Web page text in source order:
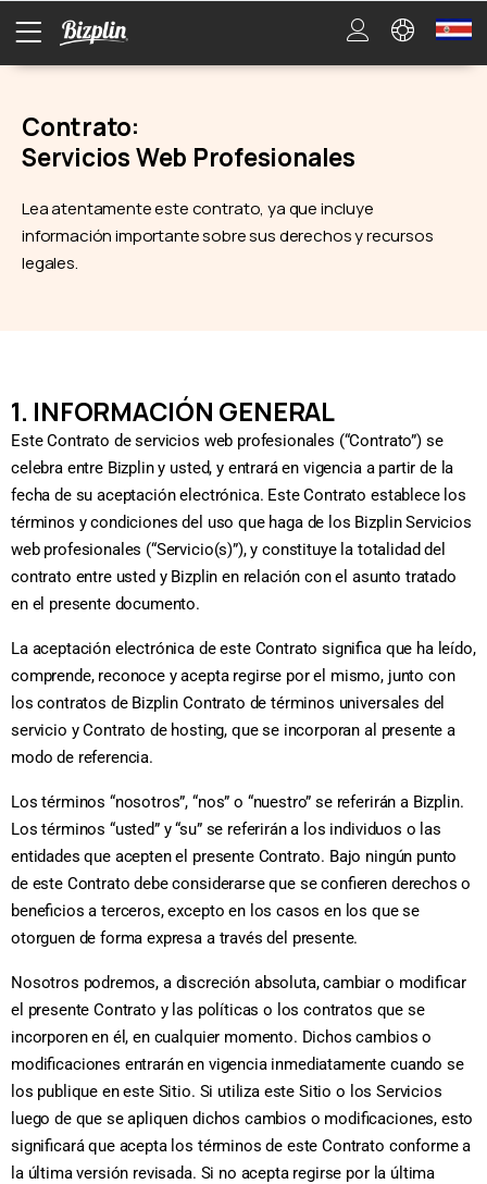
Contrato:
Servicios Web Profesionales
Lea atentamente este contrato, ya que incluye
información importante sobre sus derechos y recursos
legales.
1. INFORMACIÓN GENERAL
Este Contrato de servicios web profesionales (“Contrato”) se
celebra entre Bizplin y usted, y entrará en vigencia a partir de la
fecha de su aceptación electrónica. Este Contrato establece los
términos y condiciones del uso que haga de los Bizplin Servicios
web profesionales (“Servicio(s)”), y constituye la totalidad del
contrato entre usted y Bizplin en relación con el asunto tratado
en el presente documento.
La aceptación electrónica de este Contrato significa que ha leído,
comprende, reconoce y acepta regirse por el mismo, junto con
los contratos de Bizplin Contrato de términos universales del
servicio y Contrato de hosting, que se incorporan al presente a
modo de referencia.
Los términos “nosotros”, “nos” o “nuestro” se referirán a Bizplin.
Los términos “usted” y “su” se referirán a los individuos o las
entidades que acepten el presente Contrato. Bajo ningún punto
de este Contrato debe considerarse que se confieren derechos o
beneficios a terceros, excepto en los casos en los que se
otorguen de forma expresa a través del presente.
Nosotros podremos, a discreción absoluta, cambiar o modificar
el presente Contrato y las políticas o los contratos que se
incorporen en él, en cualquier momento. Dichos cambios o
modificaciones entrarán en vigencia inmediatamente cuando se
los publique en este Sitio. Si utiliza este Sitio o los Servicios
luego de que se apliquen dichos cambios o modificaciones, esto
significará que acepta los términos de este Contrato conforme a
la última versión revisada. Si no acepta regirse por la última